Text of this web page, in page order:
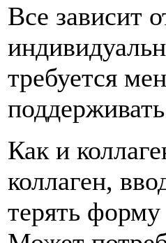
Все зависит
требуется
Как и
коллаген,
терять